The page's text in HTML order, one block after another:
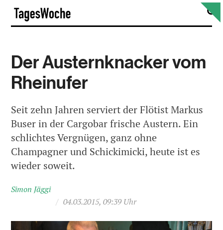
Skip
content
Der Austernknacker vom
Rheinufer
Seit zehn Jahren serviert der Flötist Markus
Buser in der Cargobar frische Austern. Ein
schlichtes Vergnügen, ganz ohne
Champagner und Schickimicki, heute ist es
wieder soweit.
Simon Jäggi
/ 04.03.2015, 09:39 Uhr